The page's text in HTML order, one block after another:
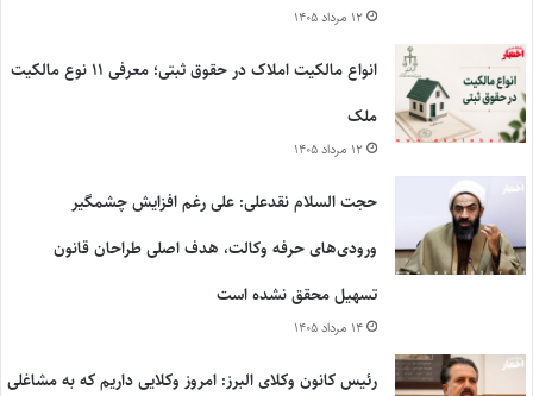
۱۲ مرداد ۱۴۰۵
انواع مالکیت املاک در حقوق ثبتی؛ معرفی ۱۱ نوع مالکیت
ملک
۱۲ مرداد ۱۴۰۵
حجت السلام نقدعلی: علی رغم افزایش چشمگیر
ورودی‌های حرفه وکالت، هدف اصلی طراحان قانون
تسهیل محقق نشده است
۱۴ مرداد ۱۴۰۵
رئیس کانون وکلای البرز: امروز وکلایی داریم که به مشاغلی